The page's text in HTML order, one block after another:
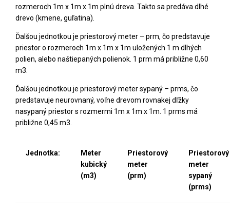
rozmeroch 1m x 1m x 1m plnú dreva. Takto sa predáva dlhé
drevo (kmene, guľatina).
Ďalšou jednotkou je priestorový meter – prm, čo predstavuje
priestor o rozmeroch 1m x 1m x 1m uložených 1 m dlhých
polien, alebo naštiepaných polienok. 1 prm má približne 0,60
m3.
Ďalšou jednotkou je priestorový meter sypaný – prms, čo
predstavuje neurovnaný, voľne drevom rovnakej dľžky
nasypaný priestor s rozmermi 1m x 1m x 1m. 1 prms má
približne 0,45 m3.
Jednotka:
Meter
kubický
(m3)
Priestorový
meter
(prm)
Priestorový
meter
sypaný
(prms)